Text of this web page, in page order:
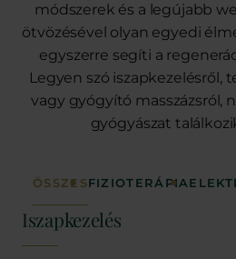
módszerek és a legújabb
ötvözésével olyan egyedi
egyszerre segíti a
Legyen szó iszapkezelésről,
vagy gyógyító masszázsról,
gyógyászat
ÖSSZESFIZIOTERÁPIA
Iszapkezelés